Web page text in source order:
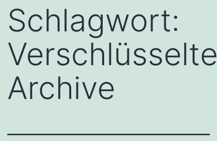
Schlagwort:
Archive